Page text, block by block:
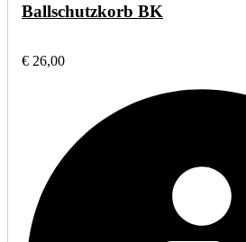
Ballschutzkorb BK
€ 26,00